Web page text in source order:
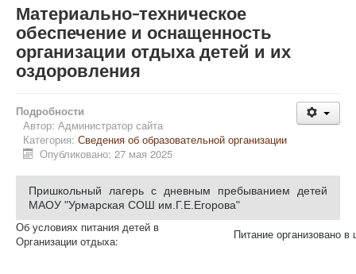
Материально-техническое
обеспечение и оснащенность
организации отдыха детей и их
оздоровления
Подробности
Автор: Администратор сайта
Категория: Сведения об образовательной организации
Опубликовано: 27 мая 2025
Пришкольный лагерь с дневным пребыванием детей
МАОУ "Урмарская СОШ им.Г.Е.Егорова"
Об условиях питания детей в
Организации отдыха:
Питание организовано